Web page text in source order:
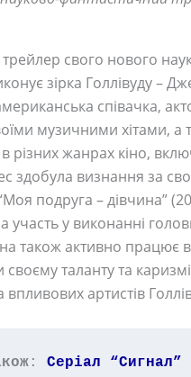
свого нового
зірка Голлівуду –
співачка,
музичними хітами, а
різних жанрах кіно,
здобула визнання за
подруга – дівчина”
участь у виконанні
також активно працює
своєму таланту та
артистів
: Серіал